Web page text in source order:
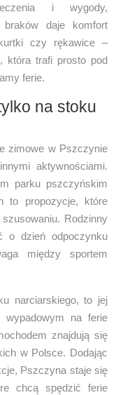
i wygody,
braków daje komfort
czy rękawice –
która trafi prosto pod
ferie.
na stoku
zimowe w Pszczynie
aktywnościami.
parku pszczyńskim
to propozycje, które
Rodzinny
o dzień odpoczynku
między sportem
narciarskiego, to jej
wypadowym na ferie
znajdują się
w Polsce. Dodając
Pszczyna staje się
chcą spędzić ferie